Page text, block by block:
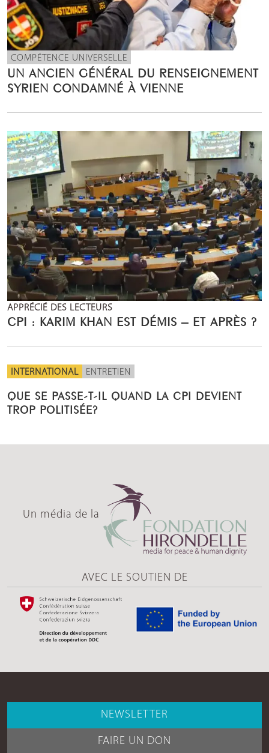
COMPÉTENCE UNIVERSELLE
UN ANCIEN GÉNÉRAL DU RENSEIGNEMENT
SYRIEN CONDAMNÉ À VIENNE
APPRÉCIÉ DES LECTEURS
CPI : KARIM KHAN EST DÉMIS – ET APRÈS ?
INTERNATIONAL ENTRETIEN
QUE SE PASSE-T-IL QUAND LA CPI DEVIENT
TROP POLITISÉE?
Un média de la
AVEC LE SOUTIEN DE
NEWSLETTER
FAIRE UN DON